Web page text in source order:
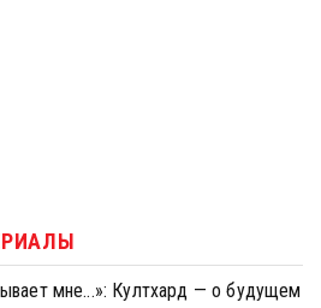
мне...»: Култхард — о будущем